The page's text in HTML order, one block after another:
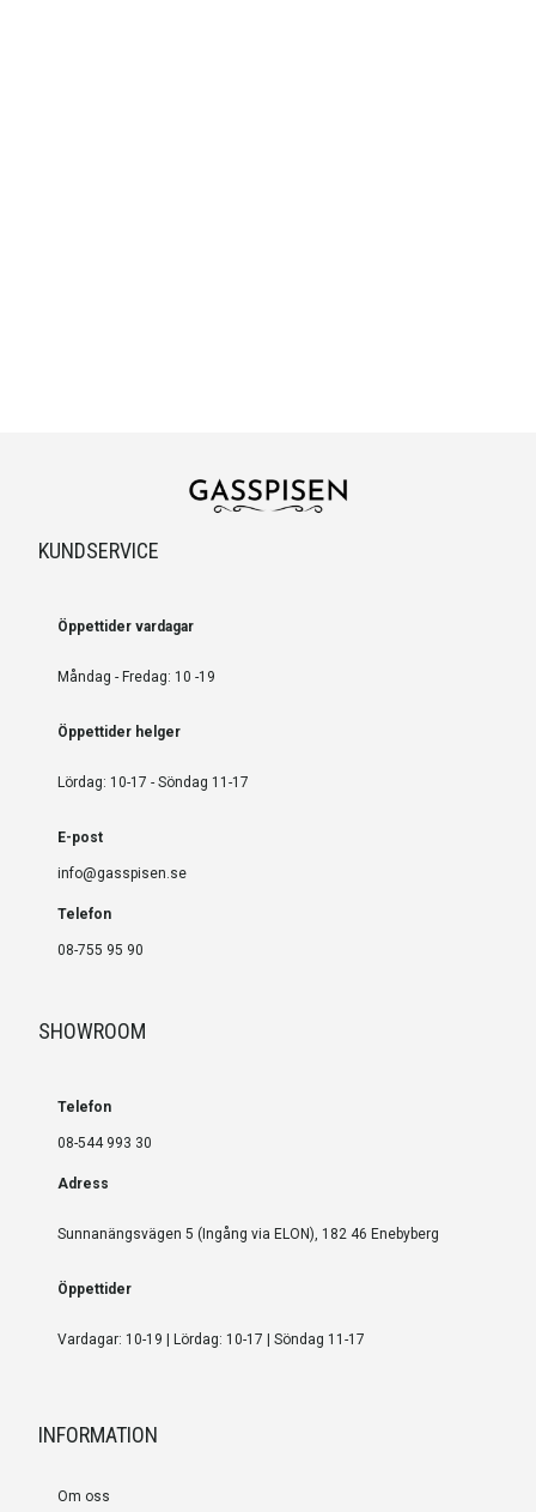
KUNDSERVICE
Öppettider vardagar
Måndag - Fredag: 10 -19
Öppettider helger
Lördag: 10-17 - Söndag 11-17
E-post
info@gasspisen.se
Telefon
08-755 95 90
SHOWROOM
Telefon
08-544 993 30
Adress
Sunnanängsvägen 5 (Ingång via ELON), 182 46 Enebyberg
Öppettider
Vardagar: 10-19 | Lördag: 10-17 | Söndag 11-17
INFORMATION
Om oss